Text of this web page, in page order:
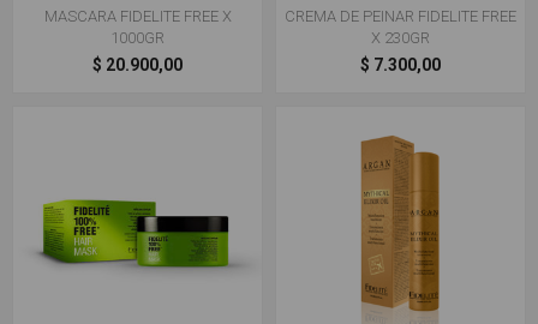
MASCARA FIDELITE FREE X
1000GR
$ 20.900,00
CREMA DE PEINAR FIDELITE FREE
X 230GR
$ 7.300,00